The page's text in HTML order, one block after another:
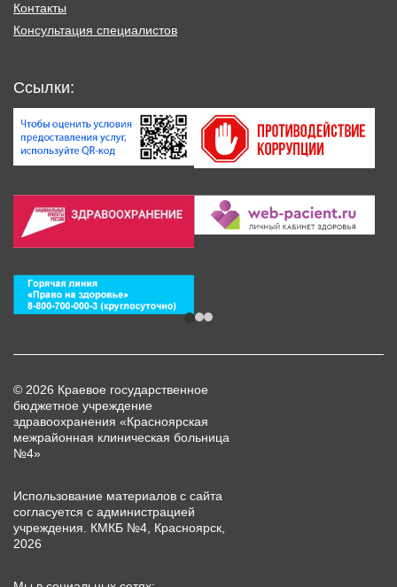
Контакты
Консультация специалистов
Ссылки:
© 2026 Краевое государственное
бюджетное учреждение
здравоохранения «Красноярская
межрайонная клиническая больница
№4»
Использование материалов с сайта
согласуется с администрацией
учреждения. КМКБ №4, Красноярск,
2026